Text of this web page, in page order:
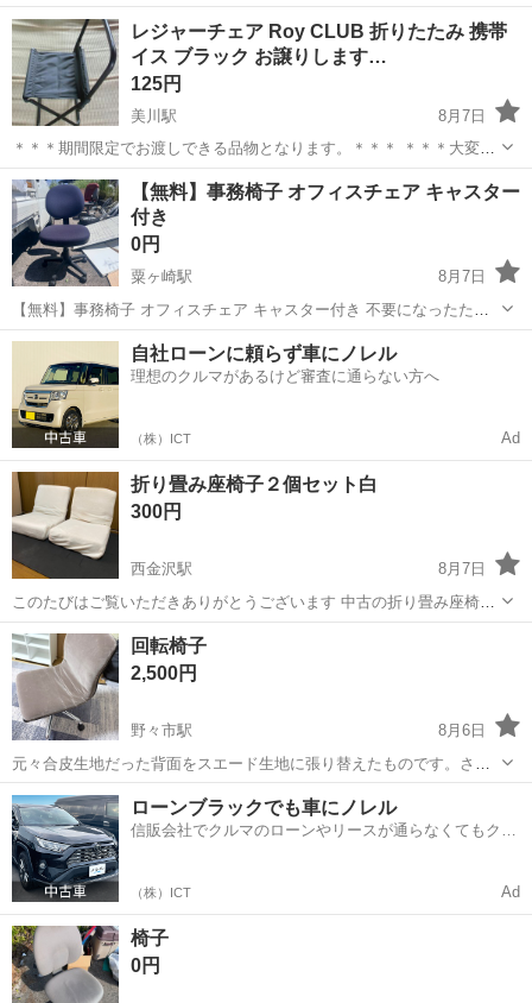
120日＆土日祝休み！クリーンルーム内でのお仕事！日払い制度利用可
◎正社員登用制度あり！マイカー通勤可！《山梨県中巨摩郡昭和町》
人気の工場のお仕事 ◇結晶...
山梨 国母駅
レジャーチェア Roy CLUB 折りたたみ 携帯
イス ブラック お譲りします…
125円
美川駅
8月7日
＊＊＊期間限定でお渡しできる品物となります。＊＊＊ ＊＊＊大変恐
れ入りますが、当方のプロフィールも併せて御覧になり、お問い合わ
せをお願いいたします。＊＊＊ レジャーチェア Roy CLUB 折りたた
み...
石川 白山市 美川駅 椅子
【無料】事務椅子 オフィスチェア キャスター
付き
0円
粟ヶ崎駅
8月7日
【無料】事務椅子 オフィスチェア キャスター付き 不要になったた
め、0円でお譲りします。 * キャスター付き * 昇降動作確認済み * 通常
使用に伴う小傷はありますが、まだお使いいただけます。 * 写真の現
状渡しです。 ...
石川 河北郡 粟ヶ崎駅 椅子
自社ローンに頼らず車にノレル
理想のクルマがあるけど審査に通らない方へ
（株）ICT Ad
折り畳み座椅子２個セット白
300円
西金沢駅
8月7日
このたびはご覧いただきありがとうございます 中古の折り畳み座椅子
2台です 中古品ですのでご了承ください 見てから決めていただいて大
丈夫です。 【サイズ】 座面 43×37cm ※使用感あります 【条件】 ・
引き...
石川 金沢市 西金沢駅
回転椅子
2,500円
野々市駅
8月6日
元々合皮生地だった背面をスエード生地に張り替えたものです。さら
っとしており座り心地が良いです。
石川 野々市市 野々市駅 椅子
ローンブラックでも車にノレル
信販会社でクルマのローンやリースが通らなくてもクル
（株）ICT Ad
椅子
0円